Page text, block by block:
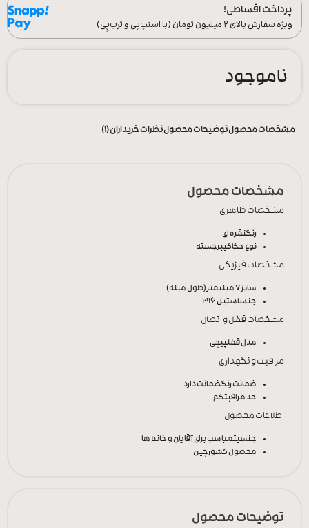
پرداخت اقساطی!
ویژه سفارش‌ بالای ۲ میلیون تومان (با اسنپ‌پی و ترب‌پِی)
ناموجود
مشخصات محصولتوضیحات محصولنظرات خریداران (1)
مشخصات محصول
مشخصات ظاهری
رنگنقره ای
نوع حکاکیبرجسته
مشخصات فیزیکی
سایز7 میلیمتر(طول میله)
جنساستیل 316
مشخصات قفل و اتصال
مدل قفلپیچی
مراقبت و نگهداری
ضمانت رنگضمانت دارد
حد مراقبتکم
اطلاعات محصول
جنسیتمباسب برای آقایان و خانم ها
محصول کشورچین
توضیحات محصول